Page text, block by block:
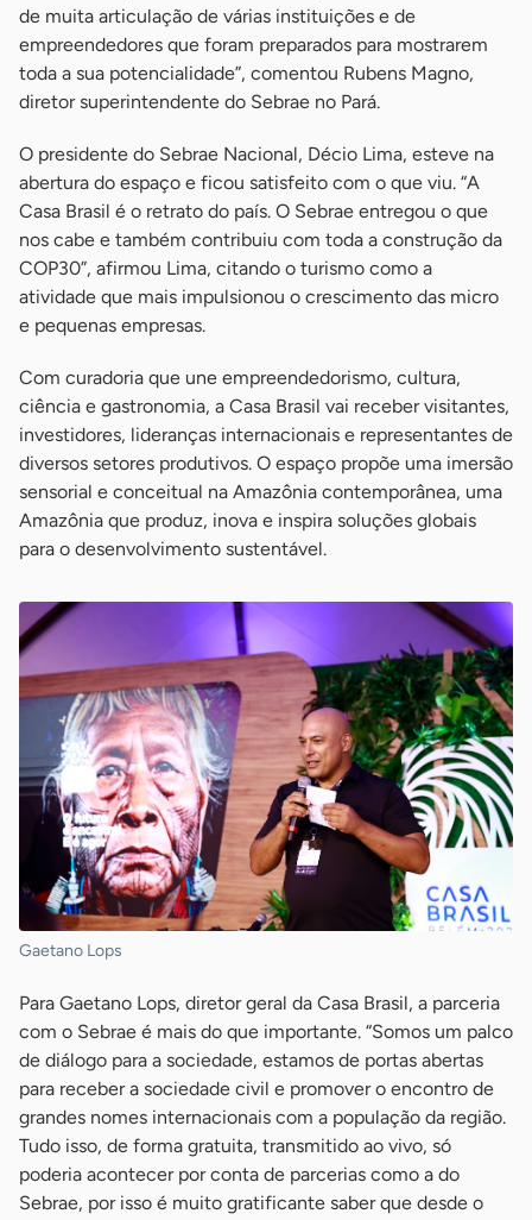
de muita articulação de várias instituições e de
empreendedores que foram preparados para mostrarem
toda a sua potencialidade”, comentou Rubens Magno,
diretor superintendente do Sebrae no Pará.
O presidente do Sebrae Nacional, Décio Lima, esteve na
abertura do espaço e ficou satisfeito com o que viu. “A
Casa Brasil é o retrato do país. O Sebrae entregou o que
nos cabe e também contribuiu com toda a construção da
COP30”, afirmou Lima, citando o turismo como a
atividade que mais impulsionou o crescimento das micro
e pequenas empresas.
Com curadoria que une empreendedorismo, cultura,
ciência e gastronomia, a Casa Brasil vai receber visitantes,
investidores, lideranças internacionais e representantes de
diversos setores produtivos. O espaço propõe uma imersão
sensorial e conceitual na Amazônia contemporânea, uma
Amazônia que produz, inova e inspira soluções globais
para o desenvolvimento sustentável.
Gaetano Lops
Para Gaetano Lops, diretor geral da Casa Brasil, a parceria
com o Sebrae é mais do que importante. “Somos um palco
de diálogo para a sociedade, estamos de portas abertas
para receber a sociedade civil e promover o encontro de
grandes nomes internacionais com a população da região.
Tudo isso, de forma gratuita, transmitido ao vivo, só
poderia acontecer por conta de parcerias como a do
Sebrae, por isso é muito gratificante saber que desde o